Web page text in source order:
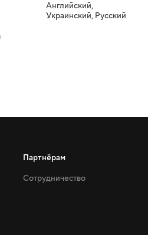
Английский,
Украинский, Русский
Партнёрам
Сотрудничество